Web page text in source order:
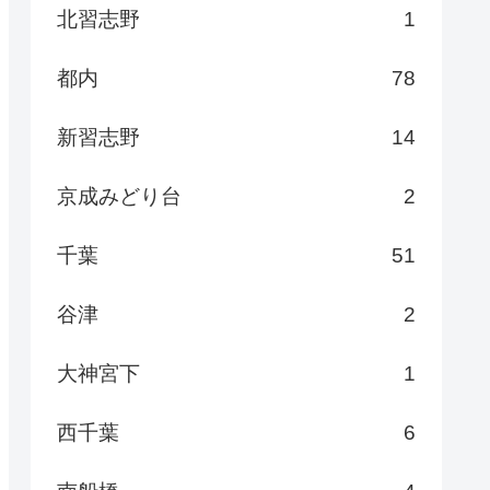
北習志野 1
都内 78
新習志野 14
京成みどり台 2
千葉 51
谷津 2
大神宮下 1
西千葉 6